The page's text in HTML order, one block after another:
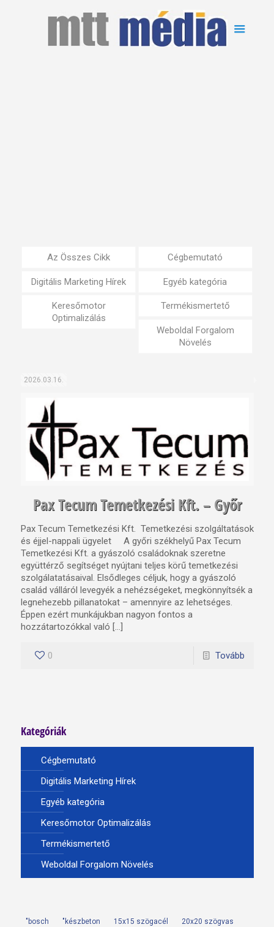
Az Összes Cikk Cégbemutató
Digitális Marketing Hírek Egyéb kategória
Keresőmotor
Optimalizálás
Termékismertető
Weboldal Forgalom
Növelés
2026.03.16.
Pax Tecum Temetkezési Kft. – Győr
Pax Tecum Temetkezési Kft. Temetkezési szolgáltatások
és éjjel-nappali ügyelet A győri székhelyű Pax Tecum
Temetkezési Kft. a gyászoló családoknak szeretne
együttérző segítséget nyújtani teljes körű temetkezési
szolgálatatásaival. Elsődleges céljuk, hogy a gyászoló
család válláról levegyék a nehézségeket, megkönnyítsék a
legnehezebb pillanatokat – amennyire az lehetséges.
Éppen ezért munkájukban nagyon fontos a
hozzátartozókkal való […]
0 Tovább
Kategóriák
Cégbemutató
Digitális Marketing Hírek
Egyéb kategória
Keresőmotor Optimalizálás
Termékismertető
Weboldal Forgalom Növelés
"bosch "készbeton 15x15 szögacél 20x20 szögvas